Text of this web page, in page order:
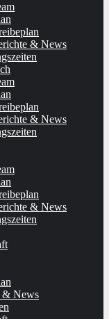
& News
& News
& News
& News